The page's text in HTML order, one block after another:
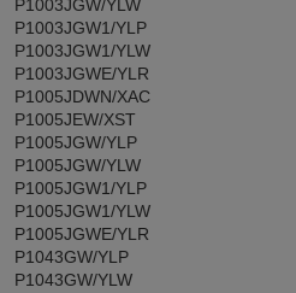
P1003JGW/YLW
P1003JGW1/YLP
P1003JGW1/YLW
P1003JGWE/YLR
P1005JDWN/XAC
P1005JEW/XST
P1005JGW/YLP
P1005JGW/YLW
P1005JGW1/YLP
P1005JGW1/YLW
P1005JGWE/YLR
P1043GW/YLP
P1043GW/YLW